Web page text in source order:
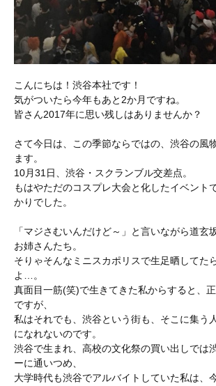
こんにちは！渋谷本社です！
気がついたら今年もあと2か月ですね。
皆さん2017年に思い残しはありませんか？
さて今日は、この季節ならではの、渋谷の風
ます。
10月31日、渋谷・スクランブル交差点。
もはやただのコスプレ大会と化したイベント
かりでした。
「マジさむいんだけど～」と言いながら道玄
お姉さんたち。
そりゃそんなミニスカポリスで生足晒してた
よ…。
真面目一筋(笑)で生きてきた私からすると、
ですが、
私はそれでも、渋谷という街も、そこに集う
になれないのです。
渋谷で生まれ、高校の文化祭の買い出しでは
ーに通いつめ、
大学時代も渋谷でアルバイトしていた私は、